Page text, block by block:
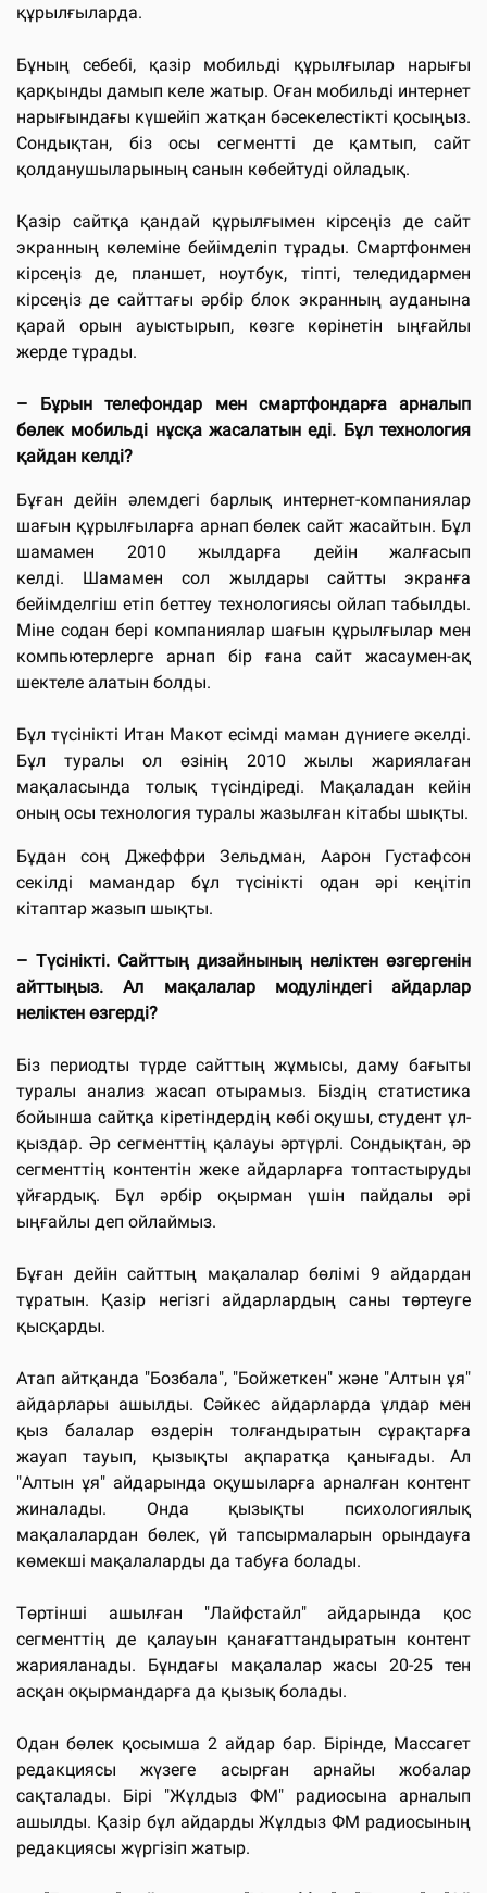
құрылғыларда.
Бұның себебі, қазір мобильді құрылғылар нарығы
қарқынды дамып келе жатыр. Оған мобильді интернет
нарығындағы күшейіп жатқан бәсекелестікті қосыңыз.
Сондықтан, біз осы сегментті де қамтып, сайт
қолданушыларының санын көбейтуді ойладық.
Қазір сайтқа қандай құрылғымен кірсеңіз де сайт
экранның көлеміне бейімделіп тұрады. Смартфонмен
кірсеңіз де, планшет, ноутбук, тіпті, теледидармен
кірсеңіз де сайттағы әрбір блок экранның ауданына
қарай орын ауыстырып, көзге көрінетін ыңғайлы
жерде тұрады.
– Бұрын телефондар мен смартфондарға арналып
бөлек мобильді нұсқа жасалатын еді. Бұл технология
қайдан келді?
Бұған дейін әлемдегі барлық интернет-компаниялар
шағын құрылғыларға арнап бөлек сайт жасайтын. Бұл
шамамен 2010 жылдарға дейін жалғасып
келді. Шамамен сол жылдары сайтты экранға
бейімделгіш етіп беттеу технологиясы ойлап табылды.
Міне содан бері компаниялар шағын құрылғылар мен
компьютерлерге арнап бір ғана сайт жасаумен-ақ
шектеле алатын болды.
Бұл түсінікті Итан Макот есімді маман дүниеге әкелді.
Бұл туралы ол өзінің 2010 жылы жариялаған
мақаласында толық түсіндіреді. Мақаладан кейін
оның осы технология туралы жазылған кітабы шықты.
Бұдан соң Джеффри Зельдман, Аарон Густафсон
секілді мамандар бұл түсінікті одан әрі кеңітіп
кітаптар жазып шықты.
– Түсінікті. Сайттың дизайнының неліктен өзгергенін
айттыңыз. Ал мақалалар модуліндегі айдарлар
неліктен өзгерді?
Біз периодты түрде сайттың жұмысы, даму бағыты
туралы анализ жасап отырамыз. Біздің статистика
бойынша сайтқа кіретіндердің көбі оқушы, студент ұл-
қыздар. Әр сегменттің қалауы әртүрлі. Сондықтан, әр
сегменттің контентін жеке айдарларға топтастыруды
ұйғардық. Бұл әрбір оқырман үшін пайдалы әрі
ыңғайлы деп ойлаймыз.
Бұған дейін сайттың мақалалар бөлімі 9 айдардан
тұратын. Қазір негізгі айдарлардың саны төртеуге
қысқарды.
Атап айтқанда "Бозбала", "Бойжеткен" және "Алтын ұя"
айдарлары ашылды. Сәйкес айдарларда ұлдар мен
қыз балалар өздерін толғандыратын сұрақтарға
жауап тауып, қызықты ақпаратқа қанығады. Ал
"Алтын ұя" айдарында оқушыларға арналған контент
жиналады. Онда қызықты психологиялық
мақалалардан бөлек, үй тапсырмаларын орындауға
көмекші мақалаларды да табуға болады.
Төртінші ашылған "Лайфстайл" айдарында қос
сегменттің де қалауын қанағаттандыратын контент
жарияланады. Бұндағы мақалалар жасы 20-25 тен
асқан оқырмандарға да қызық болады.
Одан бөлек қосымша 2 айдар бар. Бірінде, Массагет
редакциясы жүзеге асырған арнайы жобалар
сақталады. Бірі "Жұлдыз ФМ" радиосына арналып
ашылды. Қазір бұл айдарды Жұлдыз ФМ радиосының
редакциясы жүргізіп жатыр.